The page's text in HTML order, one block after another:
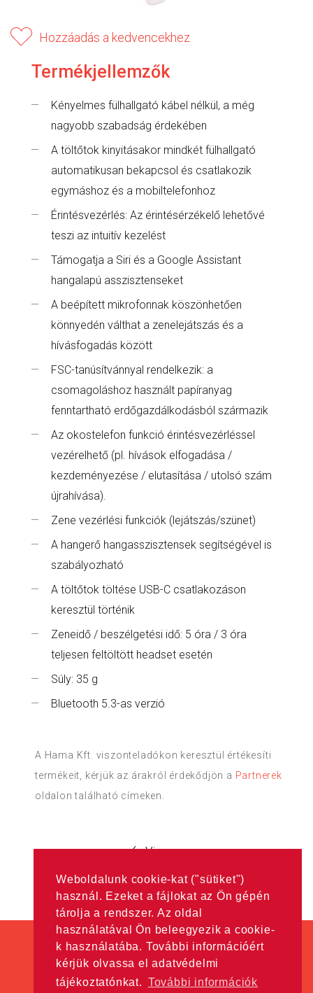
Weboldalunk cookie-kat ("sütiket")
használ. Ezeket a fájlokat az Ön gépén
tárolja a rendszer. Az oldal
használatával Ön beleegyezik a cookie-
k használatába. További információért
kérjük olvassa el adatvédelmi
tájékoztatónkat. További információk
Hozzáadás a kedvencekhez
Termékjellemzők
Kényelmes fülhallgató kábel nélkül, a még
nagyobb szabadság érdekében
A töltőtok kinyitásakor mindkét fülhallgató
automatikusan bekapcsol és csatlakozik
egymáshoz és a mobiltelefonhoz
Érintésvezérlés: Az érintésérzékelő lehetővé
teszi az intuitív kezelést
Támogatja a Siri és a Google Assistant
hangalapú asszisztenseket
A beépített mikrofonnak köszönhetően
könnyedén válthat a zenelejátszás és a
hívásfogadás között
FSC-tanúsítvánnyal rendelkezik: a
csomagoláshoz használt papíranyag
fenntartható erdőgazdálkodásból származik
Az okostelefon funkció érintésvezérléssel
vezérelhető (pl. hívások elfogadása /
kezdeményezése / elutasítása / utolsó szám
újrahívása).
Zene vezérlési funkciók (lejátszás/szünet)
A hangerő hangasszisztensek segítségével is
szabályozható
A töltőtok töltése USB-C csatlakozáson
keresztül történik
Zeneidő / beszélgetési idő: 5 óra / 3 óra
teljesen feltöltött headset esetén
Súly: 35 g
Bluetooth 5.3-as verzió
A Hama Kft. viszonteladókon keresztül értékesíti
termékeit, kérjük az árakról érdekődjön a Partnerek
oldalon található címeken.
Vissza
Minden jog fenntartva! © Hama Kft. 2016